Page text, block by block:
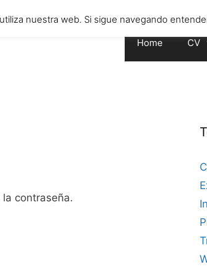
Home CV
contraseña.
nuestra web. Si sigue navegando